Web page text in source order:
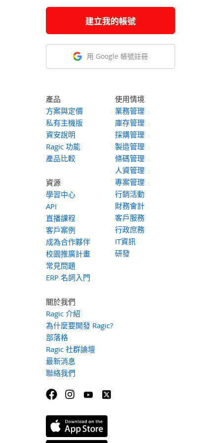
建立我的帳號
用 Google 帳號註冊
產品
方案與定價
私有主機版
資安說明
Ragic 功能
產品比較
資源
學習中心
API
直播課程
客戶案例
成為合作夥伴
校園推廣計畫
常見問題
ERP 名詞入門
使用情境
業務管理
庫存管理
採購管理
製造管理
條碼管理
人資管理
專案管理
行銷活動
財務會計
客戶服務
行政庶務
IT資訊
研發
關於我們
Ragic 介紹
為什麼要開發 Ragic?
部落格
Ragic 社群論壇
最新消息
聯絡我們